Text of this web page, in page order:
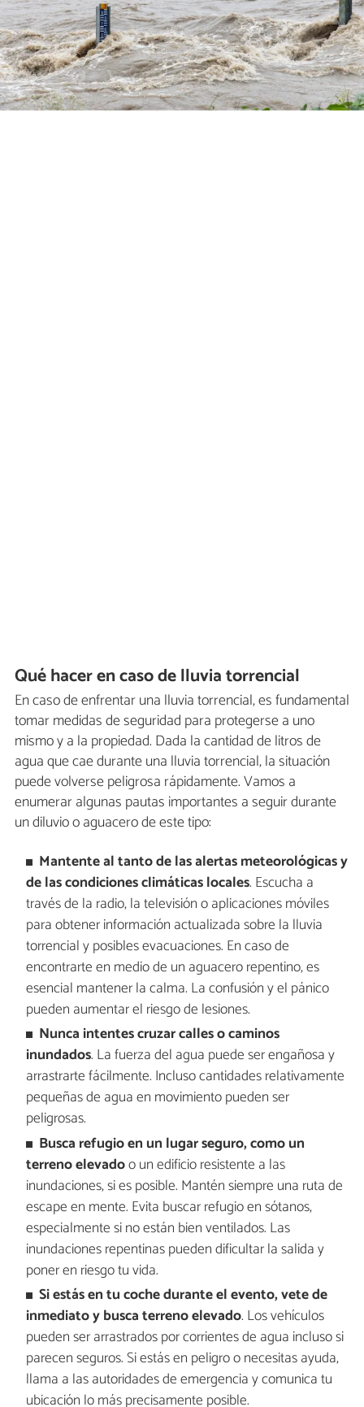
Qué hacer en caso de lluvia torrencial
En caso de enfrentar una lluvia torrencial, es fundamental
tomar medidas de seguridad para protegerse a uno
mismo y a la propiedad. Dada la cantidad de litros de
agua que cae durante una lluvia torrencial, la situación
puede volverse peligrosa rápidamente. Vamos a
enumerar algunas pautas importantes a seguir durante
un diluvio o aguacero de este tipo:
Mantente al tanto de las alertas meteorológicas y
de las condiciones climáticas locales. Escucha a
través de la radio, la televisión o aplicaciones móviles
para obtener información actualizada sobre la lluvia
torrencial y posibles evacuaciones. En caso de
encontrarte en medio de un aguacero repentino, es
esencial mantener la calma. La confusión y el pánico
pueden aumentar el riesgo de lesiones.
Nunca intentes cruzar calles o caminos
inundados. La fuerza del agua puede ser engañosa y
arrastrarte fácilmente. Incluso cantidades relativamente
pequeñas de agua en movimiento pueden ser
peligrosas.
Busca refugio en un lugar seguro, como un
terreno elevadoo un edificio resistente a las
inundaciones, si es posible. Mantén siempre una ruta de
escape en mente. Evita buscar refugio en sótanos,
especialmente si no están bien ventilados. Las
inundaciones repentinas pueden dificultar la salida y
poner en riesgo tu vida.
Si estás en tu coche durante el evento, vete de
inmediato y busca terreno elevado. Los vehículos
pueden ser arrastrados por corrientes de agua incluso si
parecen seguros. Si estás en peligro o necesitas ayuda,
llama a las autoridades de emergencia y comunica tu
ubicación lo más precisamente posible.